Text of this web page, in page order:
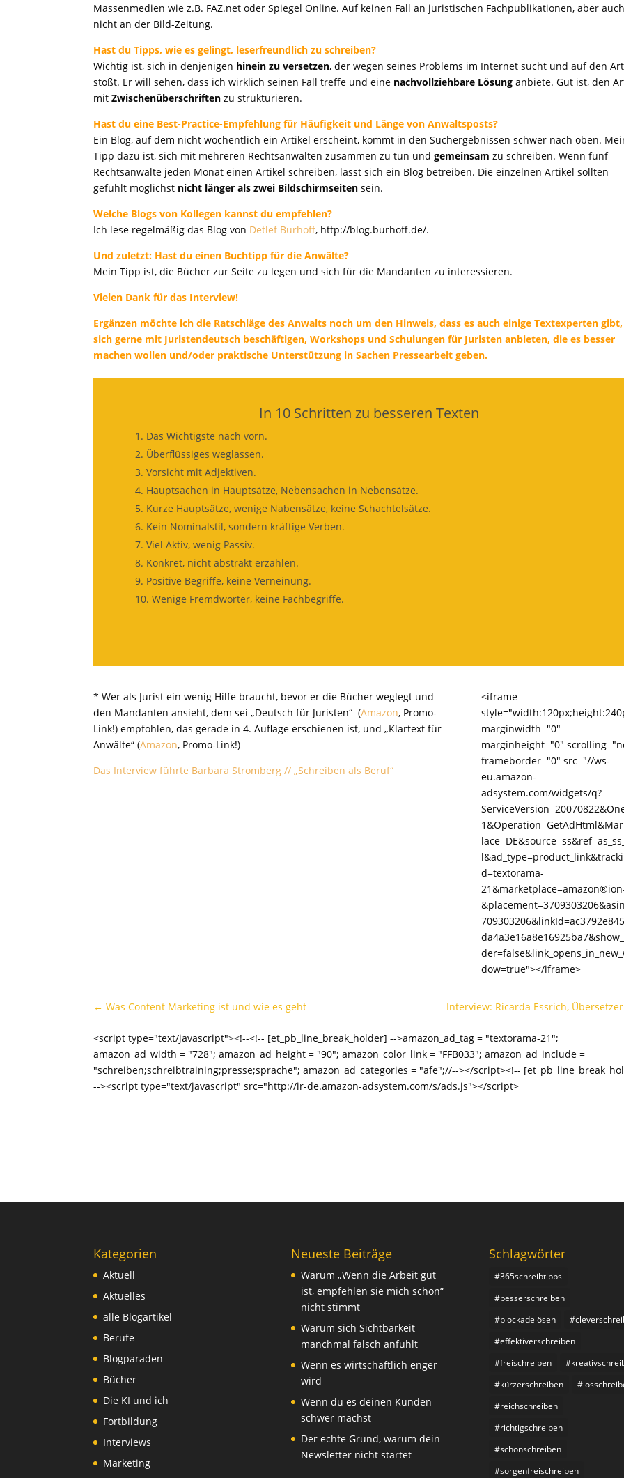
Massenmedien wie z.B. FAZ.net oder Spiegel Online. Auf keinen Fall an juristischen Fachpublikationen, aber auch
nicht an der Bild-Zeitung.
Hast du Tipps, wie es gelingt, leserfreundlich zu schreiben?
Wichtig ist, sich in denjenigen hinein zu versetzen, der wegen seines Problems im Internet sucht und auf den
stößt. Er will sehen, dass ich wirklich seinen Fall treffe und eine nachvollziehbare Lösung anbiete. Gut ist, den
mitZwischenüberschriften zu strukturieren.
Hast du eine Best-Practice-Empfehlung für Häufigkeit und Länge von Anwaltsposts?
Ein Blog, auf dem nicht wöchentlich ein Artikel erscheint, kommt in den Suchergebnissen schwer nach oben.
Tipp dazu ist, sich mit mehreren Rechtsanwälten zusammen zu tun undgemeinsam zu schreiben. Wenn fünf
Rechtsanwälte jeden Monat einen Artikel schreiben, lässt sich ein Blog betreiben. Die einzelnen Artikel sollten
gefühlt möglichst nicht länger als zwei Bildschirmseiten sein.
Welche Blogs von Kollegen kannst du empfehlen?
Ich lese regelmäßig das Blog von Detlef Burhoff, http://blog.burhoff.de/.
Und zuletzt: Hast du einen Buchtipp für die Anwälte?
Mein Tipp ist, die Bücher zur Seite zu legen und sich für die Mandanten zu interessieren.
Vielen Dank für das Interview!
Ergänzen möchte ich die Ratschläge des Anwalts noch um den Hinweis, dass es auch einige Textexperten
sich gerne mit Juristendeutsch beschäftigen, Workshops und Schulungen für Juristen anbieten, die es besser
machen wollen und/oder praktische Unterstützung in Sachen Pressearbeit geben.
In 10 Schritten zu besseren Texten
Das Wichtigste nach vorn.
Überflüssiges weglassen.
Vorsicht mit Adjektiven.
Hauptsachen in Hauptsätze, Nebensachen in Nebensätze.
Kurze Hauptsätze, wenige Nabensätze, keine Schachtelsätze.
Kein Nominalstil, sondern kräftige Verben.
Viel Aktiv, wenig Passiv.
Konkret, nicht abstrakt erzählen.
Positive Begriffe, keine Verneinung.
Wenige Fremdwörter, keine Fachbegriffe.
* Wer als Jurist ein wenig Hilfe braucht, bevor er die Bücher weglegt und
den Mandanten ansieht, dem sei „Deutsch für Juristen“ (Amazon, Promo-
Link!) empfohlen, das gerade in 4. Auflage erschienen ist, und „Klartext für
Anwälte“ (Amazon, Promo-Link!)
Das Interview führte Barbara Stromberg // „Schreiben als Beruf“
<iframe
marginwidth="0"
marginheight="0"
frameborder="0" src="//ws-
eu.amazon-
adsystem.com/widgets/q?
d=textorama-
dow=true"></iframe>
←Was Content Marketing ist und wie es geht Interview: Ricarda Essrich,
<script type="text/javascript"><!--<!-- [et_pb_line_break_holder] -->amazon_ad_tag = "textorama-21";
amazon_ad_width = "728"; amazon_ad_height = "90"; amazon_color_link = "FFB033"; amazon_ad_include =
"schreiben;schreibtraining;presse;sprache"; amazon_ad_categories = "afe";//--></script><!--
--><script type="text/javascript" src="http://ir-de.amazon-adsystem.com/s/ads.js"></script>
Kategorien
Aktuell
Aktuelles
alle Blogartikel
Berufe
Blogparaden
Bücher
Die KI und ich
Fortbildung
Interviews
Marketing
Neueste Beiträge
Warum „Wenn die Arbeit gut
ist, empfehlen sie mich schon“
nicht stimmt
Warum sich Sichtbarkeit
manchmal falsch anfühlt
Wenn es wirtschaftlich enger
wird
Wenn du es deinen Kunden
schwer machst
Der echte Grund, warum dein
Newsletter nicht startet
Schlagwörter
#365schreibtipps
#besserschreiben
#blockadelösen
#effektiverschreiben
#freischreiben
#kürzerschreiben
#reichschreiben
#richtigschreiben
#schönschreiben
#sorgenfreischreiben